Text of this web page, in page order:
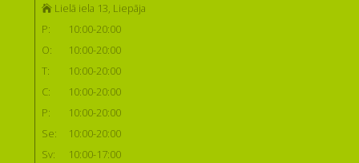
Lielā iela 13, Liepāja
P:
10:00-20:00
O:
10:00-20:00
T:
10:00-20:00
C:
10:00-20:00
P:
10:00-20:00
Se:
10:00-20:00
Sv:
10:00-17:00